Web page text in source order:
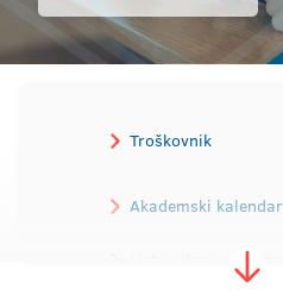
Troškovnik
Akademski kalendar